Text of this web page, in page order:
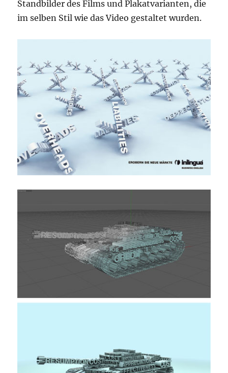
Standbilder des Films und Plakatvarianten, die
im selben Stil wie das Video gestaltet wurden.